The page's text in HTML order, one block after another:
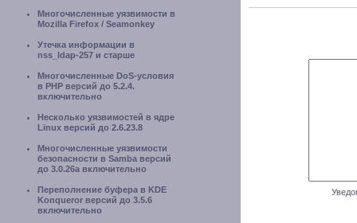
Многочисленные уязвимости в
Mozilla Firefox / Seamonkey
Утечка информации в
nss_ldap-257 и старше
Многочисленные DoS-условия
в PHP версий до 5.2.4.
включительно
Несколько уязвимостей в ядре
Linux версий до 2.6.23.8
Многочисленные уязвимости
безопасности в Samba версий
до 3.0.26a включительно
Переполнение буфера в KDE
Konqueror версий до 3.5.6
включительно